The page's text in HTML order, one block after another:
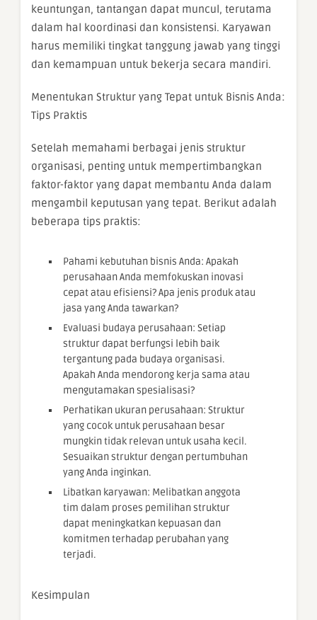
keuntungan, tantangan dapat muncul, terutama
dalam hal koordinasi dan konsistensi. Karyawan
harus memiliki tingkat tanggung jawab yang tinggi
dan kemampuan untuk bekerja secara mandiri.
Menentukan Struktur yang Tepat untuk Bisnis Anda:
Tips Praktis
Setelah memahami berbagai jenis struktur
organisasi, penting untuk mempertimbangkan
faktor-faktor yang dapat membantu Anda dalam
mengambil keputusan yang tepat. Berikut adalah
beberapa tips praktis:
Pahami kebutuhan bisnis Anda: Apakah
perusahaan Anda memfokuskan inovasi
cepat atau efisiensi? Apa jenis produk atau
jasa yang Anda tawarkan?
Evaluasi budaya perusahaan: Setiap
struktur dapat berfungsi lebih baik
tergantung pada budaya organisasi.
Apakah Anda mendorong kerja sama atau
mengutamakan spesialisasi?
Perhatikan ukuran perusahaan: Struktur
yang cocok untuk perusahaan besar
mungkin tidak relevan untuk usaha kecil.
Sesuaikan struktur dengan pertumbuhan
yang Anda inginkan.
Libatkan karyawan: Melibatkan anggota
tim dalam proses pemilihan struktur
dapat meningkatkan kepuasan dan
komitmen terhadap perubahan yang
terjadi.
Kesimpulan